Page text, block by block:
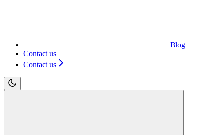
Blog
Contact us
Contact us